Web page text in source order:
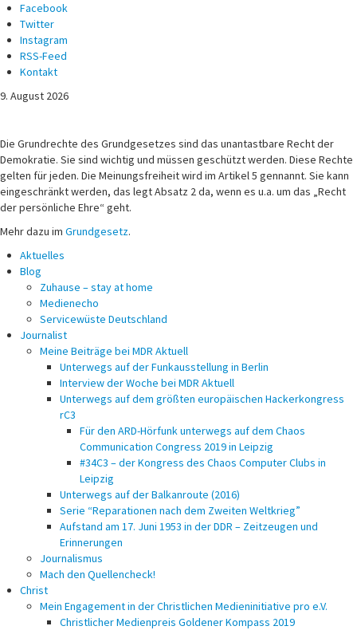
Facebook
Twitter
Instagram
RSS-Feed
Kontakt
9. August 2026
Michael Voß
Journalist und Christ
Die Grundrechte des Grundgesetzes sind das unantastbare Recht der
Demokratie. Sie sind wichtig und müssen geschützt werden. Diese Rechte
gelten für jeden. Die Meinungsfreiheit wird im Artikel 5 gennannt. Sie kann
eingeschränkt werden, das legt Absatz 2 da, wenn es u.a. um das „Recht
der persönliche Ehre“ geht.
Mehr dazu im Grundgesetz.
Aktuelles
Blog
Zuhause – stay at home
Medienecho
Servicewüste Deutschland
Journalist
Meine Beiträge bei MDR Aktuell
Unterwegs auf der Funkausstellung in Berlin
Interview der Woche bei MDR Aktuell
Unterwegs auf dem größten europäischen Hackerkongress
rC3
Für den ARD-Hörfunk unterwegs auf dem Chaos
Communication Congress 2019 in Leipzig
#34C3 – der Kongress des Chaos Computer Clubs in
Leipzig
Unterwegs auf der Balkanroute (2016)
Serie “Reparationen nach dem Zweiten Weltkrieg”
Aufstand am 17. Juni 1953 in der DDR – Zeitzeugen und
Erinnerungen
Journalismus
Mach den Quellencheck!
Christ
Mein Engagement in der Christlichen Medieninitiative pro e.V.
Christlicher Medienpreis Goldener Kompass 2019